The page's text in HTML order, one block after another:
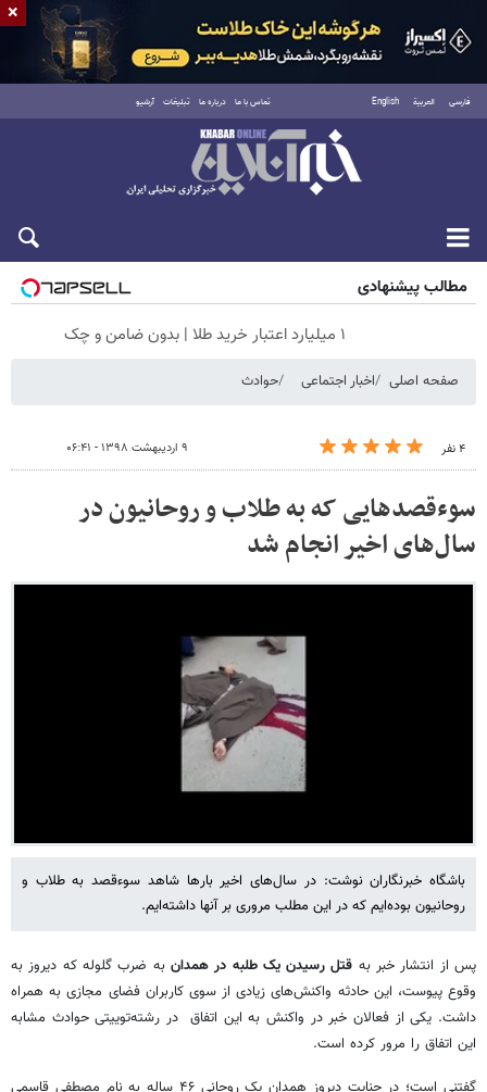
فارسی العربية English تماس با ما درباره ما تبلیغات آرشیو
جمعه ۱۶ مرداد ۱۴۰۵
مطالب پیشنهادی
۱ میلیارد اعتبار خرید طلا | بدون ضامن و چک
صفحه اصلی اخبار اجتماعی حوادث
۴ نفر ۹ اردیبهشت ۱۳۹۸ - ۰۶:۴۱
سوءقصدهایی که به طلاب و روحانیون در
سال‌های اخیر انجام شد
باشگاه خبرنگاران نوشت: در سال‌های اخیر بارها شاهد سوءقصد به طلاب و
روحانیون بوده‌ایم که در این مطلب مروری بر آنها داشته‌ایم.
پس از انتشار خبر به قتل رسیدن یک طلبه در همدان به ضرب گلوله که دیروز به
وقوع پیوست، این حادثه واکنش‌های زیادی از سوی کاربران فضای مجازی به همراه
داشت. یکی از فعالان خبر در واکنش به این اتفاق در رشته‌توییتی حوادث مشابه
این اتفاق را مرور کرده است.
×